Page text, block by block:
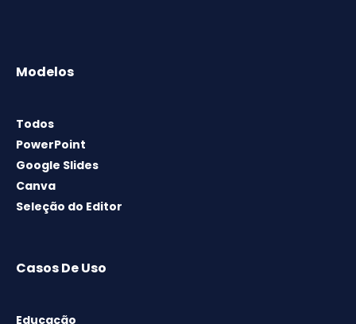
Modelos
Todos
PowerPoint
Google Slides
Canva
Seleção do Editor
Casos De Uso
Educação